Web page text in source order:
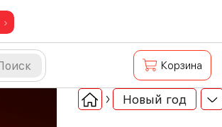
Корзина
Новый год